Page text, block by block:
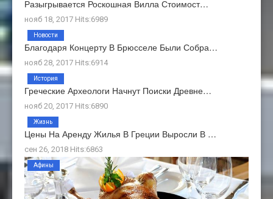
Разыгрывается Роскошная Вилла Стоимост…
нояб 18, 2017 Hits:6989
Благодаря Концерту В Брюсселе Были Собра…
нояб 28, 2017 Hits:6914
Новости
Греческие Археологи Начнут Поиски Древне…
нояб 20, 2017 Hits:6890
История
Цены На Аренду Жилья В Греции Выросли В …
сен 26, 2018 Hits:6863
Жизнь
Афины